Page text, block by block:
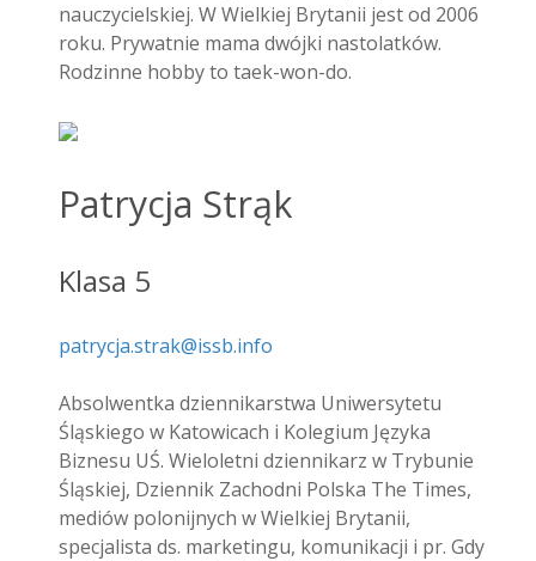
nauczycielskiej. W Wielkiej Brytanii jest od 2006
roku. Prywatnie mama dwójki nastolatków.
Rodzinne hobby to taek-won-do.
Patrycja Strąk
Klasa 5
patrycja.strak@issb.info
Absolwentka dziennikarstwa Uniwersytetu
Śląskiego w Katowicach i Kolegium Języka
Biznesu UŚ. Wieloletni dziennikarz w Trybunie
Śląskiej, Dziennik Zachodni Polska The Times,
mediów polonijnych w Wielkiej Brytanii,
specjalista ds. marketingu, komunikacji i pr. Gdy